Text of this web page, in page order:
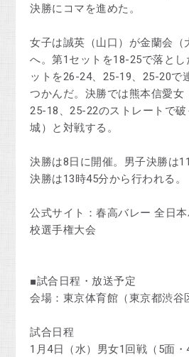
決勝にコマを進めた。
女子は誠英（山口）が金蘭会（
へ。第1セットを18-25で落と
ットを26-24、25-19、25-20で
つかんだ。決勝では熊本信愛女
25-18、25-22のストレートで
城）と対戦する。
決勝は8日に開催。男子決勝は
決勝は13時45分から行われる。
公式サイト：春高バレー 全日
校選手権大会
■試合日程・放送予定
会場：東京体育館（東京都渋谷
試合日程
1月4日（水）男女1回戦（5面